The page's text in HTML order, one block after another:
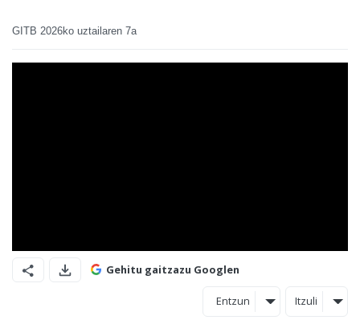
GITB 2026ko uztailaren 7a
Gehitu gaitzazu Googlen
Entzun Itzuli